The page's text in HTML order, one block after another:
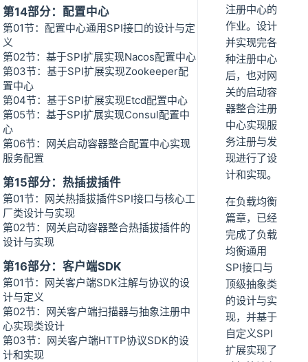
第14部分：配置中心
第01节：配置中心通用SPI接口的设计与定
义
第02节：基于SPI扩展实现Nacos配置中心
第03节：基于SPI扩展实现Zookeeper配
置中心
第04节：基于SPI扩展实现Etcd配置中心
第05节：基于SPI扩展实现Consul配置中
心
第06节：网关启动容器整合配置中心实现
服务配置
第15部分：热插拔插件
第01节：网关热插拔插件SPI接口与核心工
厂类设计与实现
第02节：网关启动容器整合热插拔插件的
设计与实现
第16部分：客户端SDK
第01节：网关客户端SDK注解与协议的设
计与定义
第02节：网关客户端扫描器与抽象注册中
心实现类设计
第03节：网关客户端HTTP协议SDK的设
计和实现
注册中心的
作业。设计
并实现完各
种注册中心
后，也对网
关的启动容
器整合注册
中心实现服
务注册与发
现进行了设
计和实现。
在负载均衡
篇章，已经
完成了负载
均衡通用
SPI接口与
顶级抽象类
的设计与实
现，并基于
自定义SPI
扩展实现了